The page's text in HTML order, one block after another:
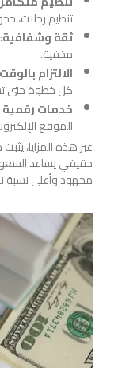
تنظيم رحلات،
ثقة وشفافية
مخفية.
الالتزام بالوقت
كل خطوة حتى
خدمات رقمية
الموقع
عبر هذه المزايا،
حقيقي يساعد
مجهود وأعلى نسبة